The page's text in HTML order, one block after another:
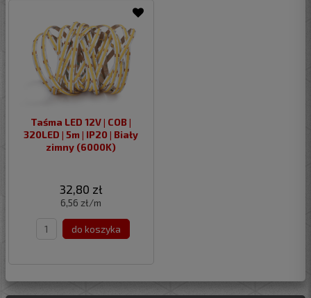
Taśma LED 12V | COB |
320LED | 5m | IP20 | Biały
zimny (6000K)
32,80 zł
6,56 zł/m
do koszyka